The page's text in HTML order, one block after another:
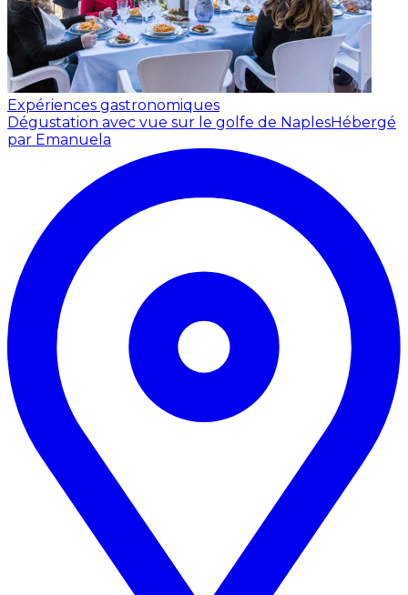
Expériences gastronomiques
Dégustation avec vue sur le golfe de NaplesHébergé
par Emanuela